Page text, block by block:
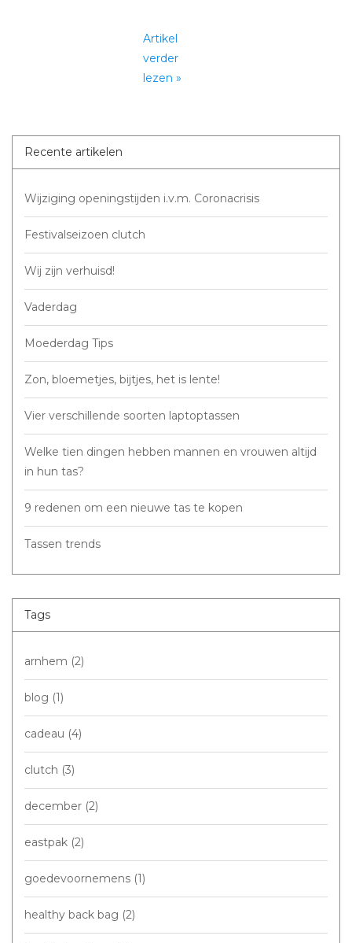
Artikel
verder
lezen »
Recente artikelen
Wijziging openingstijden i.v.m. Coronacrisis
Festivalseizoen clutch
Wij zijn verhuisd!
Vaderdag
Moederdag Tips
Zon, bloemetjes, bijtjes, het is lente!
Vier verschillende soorten laptoptassen
Welke tien dingen hebben mannen en vrouwen altijd
in hun tas?
9 redenen om een nieuwe tas te kopen
Tassen trends
Tags
arnhem (2)
blog (1)
cadeau (4)
clutch (3)
december (2)
eastpak (2)
goedevoornemens (1)
healthy back bag (2)